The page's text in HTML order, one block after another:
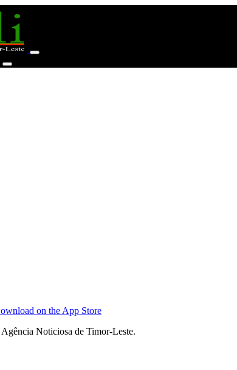
Noticiosa de Timor-Leste.